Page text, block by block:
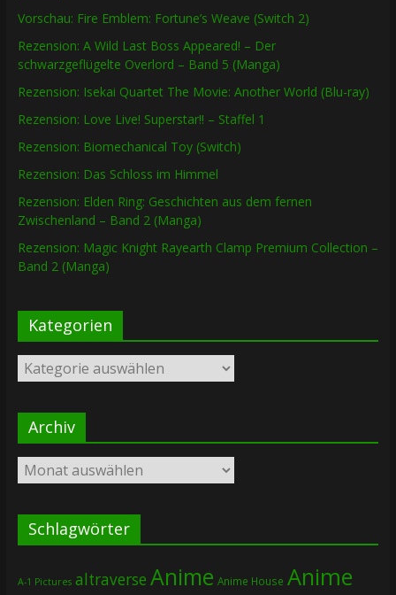
Vorschau: Fire Emblem: Fortune’s Weave (Switch 2)
Rezension: A Wild Last Boss Appeared! – Der
schwarzgeflügelte Overlord – Band 5 (Manga)
Rezension: Isekai Quartet The Movie: Another World (Blu-ray)
Rezension: Love Live! Superstar!! – Staffel 1
Rezension: Biomechanical Toy (Switch)
Rezension: Das Schloss im Himmel
Rezension: Elden Ring: Geschichten aus dem fernen
Zwischenland – Band 2 (Manga)
Rezension: Magic Knight Rayearth Clamp Premium Collection –
Band 2 (Manga)
Kategorien
Kategorien
Archiv
Archiv
Schlagwörter
A-1 Pictures altraverse Anime Anime House Anime